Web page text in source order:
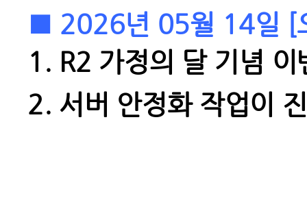
■ 2026년 05월 14일 [
1. R2 가정의 달 기념
2. 서버 안정화 작업이